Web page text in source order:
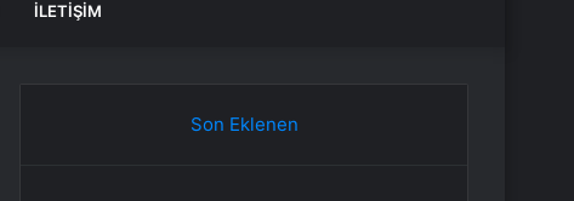
İLETIŞIM
Son Eklenen